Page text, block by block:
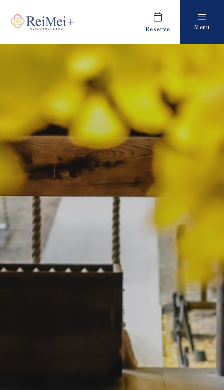
Reserve Menu
Costume
About us
私たちについて
Retouch
フォトレタッチ
Studio
スタジオ紹介
Staff
スタッフ紹介
FAQ
キャンペーン・お知らせ
Blog
会社案内
プライバシーポリシー